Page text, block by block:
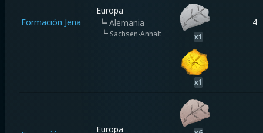
Formación Jena
Europa
┗ Alemania
┗ Sachsen-Anhalt x1
x1
4
Europa